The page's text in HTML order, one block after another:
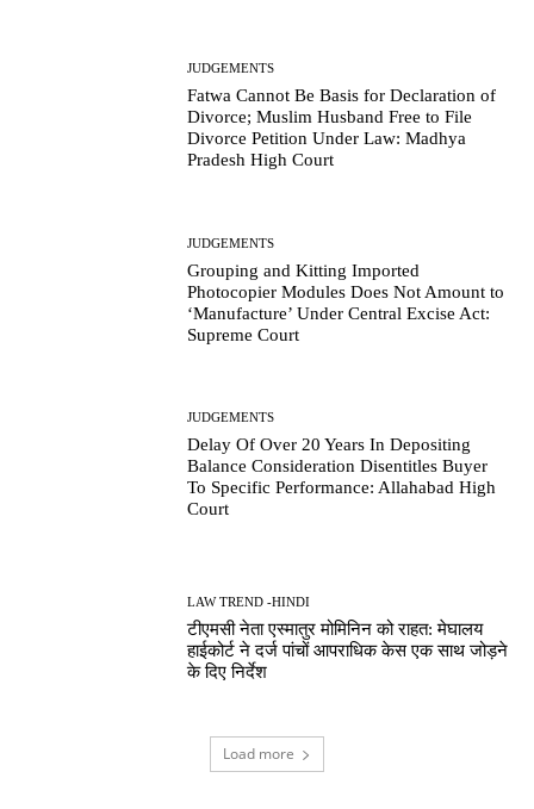
JUDGEMENTS
Fatwa Cannot Be Basis for Declaration of
Divorce; Muslim Husband Free to File
Divorce Petition Under Law: Madhya
Pradesh High Court
JUDGEMENTS
Grouping and Kitting Imported
Photocopier Modules Does Not Amount to
‘Manufacture’ Under Central Excise Act:
Supreme Court
JUDGEMENTS
Delay Of Over 20 Years In Depositing
Balance Consideration Disentitles Buyer
To Specific Performance: Allahabad High
Court
LAW TREND -HINDI
टीएमसी नेता एस्मातुर मोमिनिन को राहत: मेघालय
हाईकोर्ट ने दर्ज पांचों आपराधिक केस एक साथ जोड़ने
के दिए निर्देश
Load more